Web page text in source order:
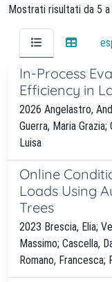
Mostrati risultati da 5 a
In-Process
Efficiency in
2026 Angelastro,
Guerra, Maria
Luisa
Online
Loads Using
Trees
2023 Brescia, Elia;
Massimo; Cascella,
Romano,